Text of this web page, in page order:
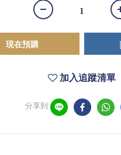
現在預購
加入追蹤清單
分享到